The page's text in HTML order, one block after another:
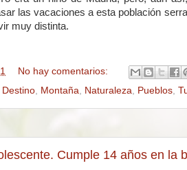
las vacaciones a esta población
muy distinta.
No hay comentarios:
Destino Montaña Naturaleza Pueblos
Cumple 14 años en la